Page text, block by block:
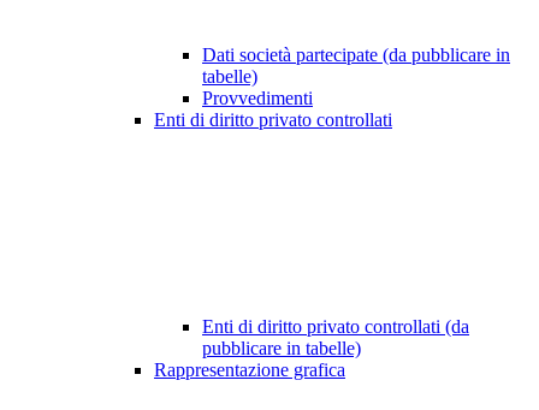
Dati società partecipate (da pubblicare in
tabelle)
Provvedimenti
Enti di diritto privato controllati
Enti di diritto privato controllati (da
pubblicare in tabelle)
Rappresentazione grafica